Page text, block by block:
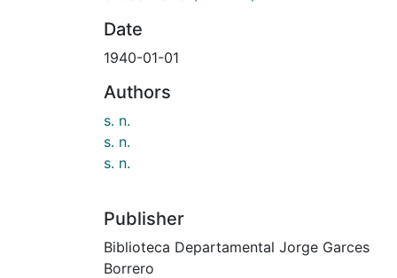
Date
1940-01-01
Authors
s. n.
s. n.
s. n.
Publisher
Biblioteca Departamental Jorge Garces
Borrero